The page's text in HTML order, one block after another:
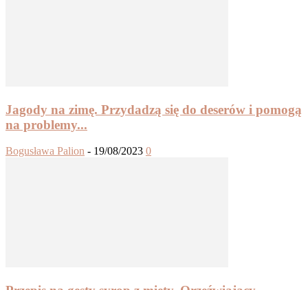
Jagody na zimę. Przydadzą się do deserów i pomogą
na problemy...
Bogusława Palion - 19/08/2023 0